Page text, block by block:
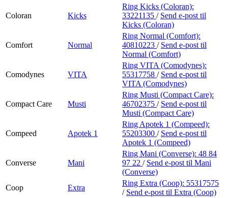
Coloran Kicks
Ring Kicks (Coloran):
33221135 / Send e-post til
Kicks (Coloran)
Comfort Normal
Ring Normal (Comfort):
40810223 / Send e-post til
Normal (Comfort)
Comodynes VITA
Ring VITA (Comodynes):
55317758 / Send e-post til
VITA (Comodynes)
Compact Care Musti
Ring Musti (Compact Care):
46702375 / Send e-post til
Musti (Compact Care)
Compeed Apotek 1
Ring Apotek 1 (Compeed):
55203300 / Send e-post til
Apotek 1 (Compeed)
Converse Mani
Ring Mani (Converse): 48 84
97 22 / Send e-post til Mani
(Converse)
Coop
Extra
Ring Extra (Coop): 55317575
/ Send e-post til Extra (Coop)